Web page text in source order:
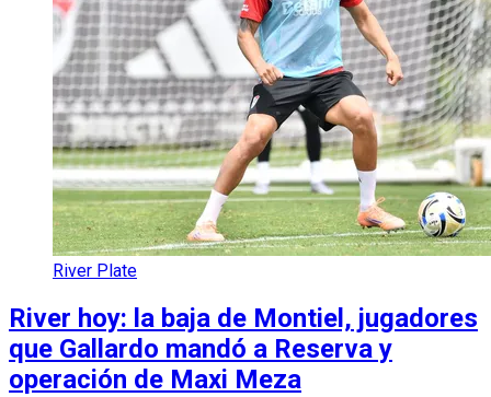
River Plate
River hoy: la baja de Montiel, jugadores
que Gallardo mandó a Reserva y
operación de Maxi Meza